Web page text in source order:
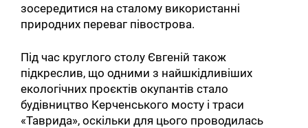
зосередитися на сталому використанні
природних переваг півострова.
Під час круглого столу Євгеній також
підкреслив, що одними з найшкідливіших
екологічних проєктів окупантів стало
будівництво Керченського мосту і траси
«Таврида», оскільки для цього проводилась